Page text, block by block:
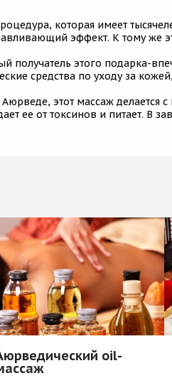
которая имеет
эффект. К тому же
получатель этого подарка-
средства по уходу за
этот массаж делается
ее от токсинов и питает. В
oil-